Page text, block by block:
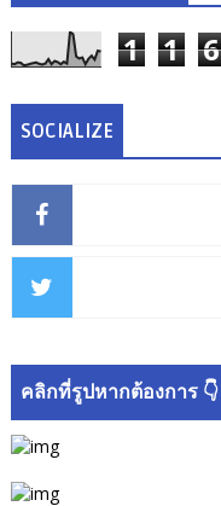
1 1 6
SOCIALIZE
คลิกที่รูปหากต้องการ 👇